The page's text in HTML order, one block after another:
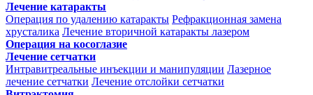
Лечение катаракты
Операция по удалению катаракты Рефракционная замена
хрусталика Лечение вторичной катаракты лазером
Операция на косоглазие
Лечение сетчатки
Интравитреальные инъекции и манипуляции Лазерное
лечение сетчатки Лечение отслойки сетчатки